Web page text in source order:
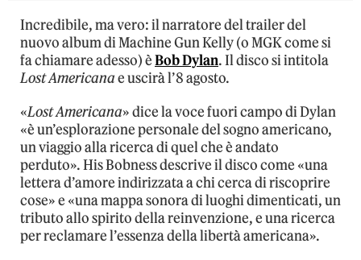
Incredibile, ma vero: il narratore del trailer del
nuovo album di Machine Gun Kelly (o MGK come si
fa chiamare adesso) èBob Dylan. Il disco si intitola
Lost Americanae uscirà l’8 agosto.
«Lost Americana» dice la voce fuori campo di Dylan
«è un’esplorazione personale del sogno americano,
un viaggio alla ricerca di quel che è andato
perduto». His Bobness descrive il disco come «una
lettera d’amore indirizzata a chi cerca di riscoprire
cose» e «una mappa sonora di luoghi dimenticati, un
tributo allo spirito della reinvenzione, e una ricerca
per reclamare l’essenza della libertà americana».